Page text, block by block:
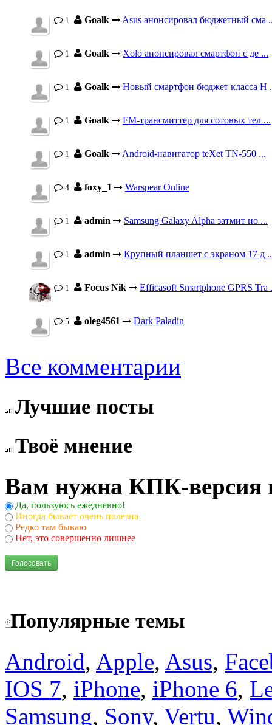
1 Goalk Asus анонсировал бюджетный сма
1 Goalk Xolo анонсировал смартфон с де ...
1 Goalk Новый смартфон бюджет класса H
1 Goalk FM-трансмиттер для сотовых тел ...
1 Goalk Android-навигатор teXet TN-550 ...
4 foxy_1 Warspear Online
1 admin Samsung Galaxy Alpha затмит но ...
1 admin Крупный планшет с экраном 17 д
1 Focus Nik Efficasoft Smartphone GPRS Tra
5 oleg4561 Dark Paladin
Все комментарии
Лучшие посты
Твоё мнение
Вам нужна КПК-версия
Да, пользуюсь ежедневно!
Иногда бывает очень полезна
Редко там бываю
Нет, это совершенно лишнее
Голосовать
Популярные темы
Android, Apple, Asus,
IOS 7, iPhone, iPhone 6,
Samsung, Sony, Vertu,